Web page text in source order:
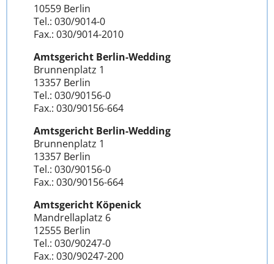
10559 Berlin
Tel.: 030/9014-0
Fax.: 030/9014-2010
Amtsgericht Berlin-Wedding
Brunnenplatz 1
13357 Berlin
Tel.: 030/90156-0
Fax.: 030/90156-664
Amtsgericht Berlin-Wedding
Brunnenplatz 1
13357 Berlin
Tel.: 030/90156-0
Fax.: 030/90156-664
Amtsgericht Köpenick
Mandrellaplatz 6
12555 Berlin
Tel.: 030/90247-0
Fax.: 030/90247-200